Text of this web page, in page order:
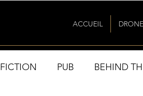
ACCUEIL
FICTION PUB BEHIND